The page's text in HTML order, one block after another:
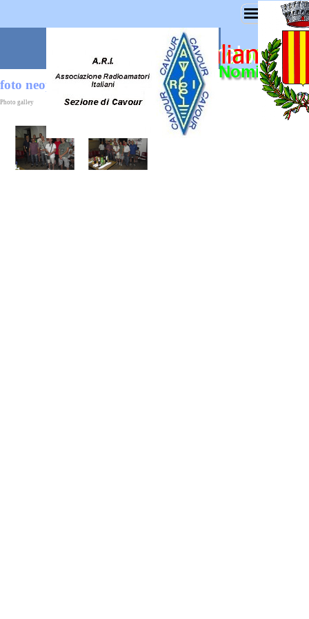
foto neopatentati
Photo galley